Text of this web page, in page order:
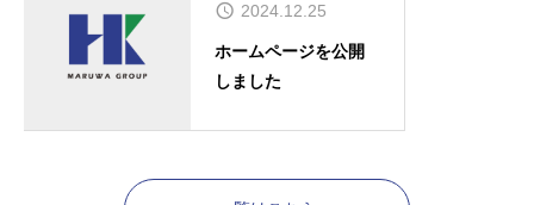
2024.12.25
ホームページを公開
しました